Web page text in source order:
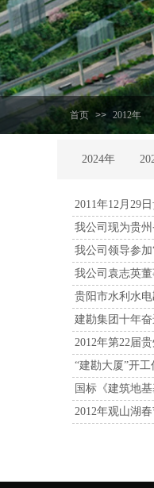
首页 >> 2012年
2024年
2011年12月29
我公司现为贵
我公司领导参
我公司袁志英
贵阳市水利水
建勘集团十年
2012年第22届
“建勘大厦”开工
国标《建筑地
2012年观山湖